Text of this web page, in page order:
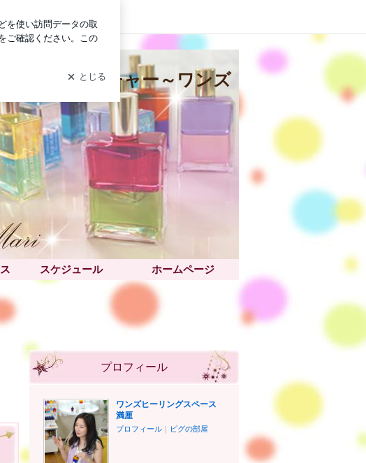
ーラソーマティーチャー～ワンズヒーリングスペース満厘のブログ～
ログイン
ーマティーチャー～ワンズ
プロフィール
ワンズヒーリングスペース
満厘
プロフィール ｜ ピグの部屋
スケジュール ホームページ